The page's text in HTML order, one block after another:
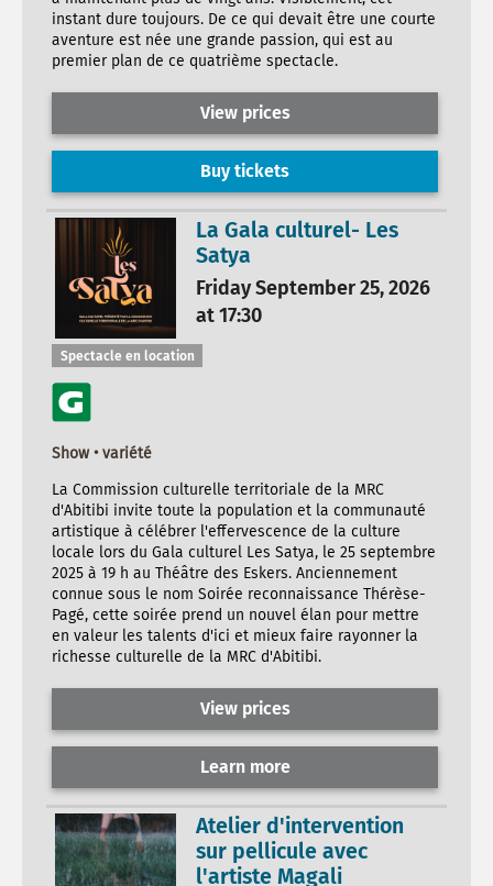
instant dure toujours. De ce qui devait être une courte
aventure est née une grande passion, qui est au
premier plan de ce quatrième spectacle.
View prices
Buy tickets
La Gala culturel- Les
Satya
Friday September 25, 2026
at 17:30
Spectacle en location
Show • variété
La Commission culturelle territoriale de la MRC
d'Abitibi invite toute la population et la communauté
artistique à célébrer l'effervescence de la culture
locale lors du Gala culturel Les Satya, le 25 septembre
2025 à 19 h au Théâtre des Eskers. Anciennement
connue sous le nom Soirée reconnaissance Thérèse-
Pagé, cette soirée prend un nouvel élan pour mettre
en valeur les talents d'ici et mieux faire rayonner la
richesse culturelle de la MRC d'Abitibi.
View prices
Learn more
Atelier d'intervention
sur pellicule avec
l'artiste Magali